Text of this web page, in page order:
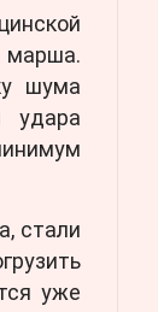
марша.
шума
удара
стали
уже